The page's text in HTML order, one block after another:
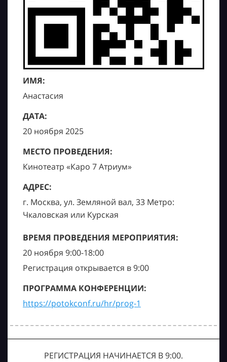
ИМЯ:
Анастасия
ДАТА:
20 ноября 2025
МЕСТО ПРОВЕДЕНИЯ:
Кинотеатр «Каро 7 Атриум»
АДРЕС:
г. Москва, ул. Земляной вал, 33 Метро:
Чкаловская или Курская
ВРЕМЯ ПРОВЕДЕНИЯ МЕРОПРИЯТИЯ:
20 ноября 9:00-18:00
Регистрация открывается в 9:00
ПРОГРАММА КОНФЕРЕНЦИИ:
https://potokconf.ru/hr/prog-1
РЕГИСТРАЦИЯ НАЧИНАЕТСЯ В 9:00.